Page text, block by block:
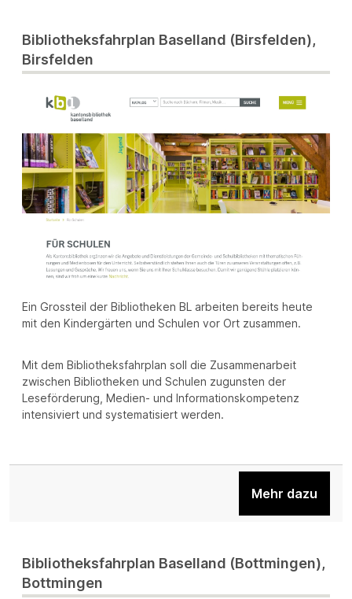
Bibliotheksfahrplan Baselland (Birsfelden),
Birsfelden
Ein Grossteil der Bibliotheken BL arbeiten bereits heute
mit den Kindergärten und Schulen vor Ort zusammen.
Mit dem Bibliotheksfahrplan soll die Zusammenarbeit
zwischen Bibliotheken und Schulen zugunsten der
Leseförderung, Medien- und Informationskompetenz
intensiviert und systematisiert werden.
Mehr dazu
Bibliotheksfahrplan Baselland (Bottmingen),
Bottmingen